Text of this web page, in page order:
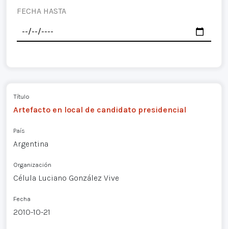
FECHA HASTA
Título
Artefacto en local de candidato presidencial
País
Argentina
Organización
Célula Luciano González Vive
Fecha
2010-10-21